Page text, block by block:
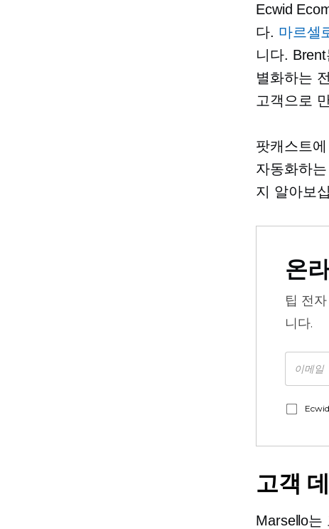
Ecwid
다. 마르셀
니다.
별화하는
고객으로
팟캐스트
자동화하
지 알아보
온
팁 전
니다.
고객
Marsello는